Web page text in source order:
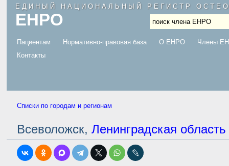
ЕДИНЫЙ НАЦИОНАЛЬНЫЙ РЕГИСТР
ЕНРО
Пациентам Нормативно-правовая база О ЕНРО
Члены
Контакты
Списки по городам и регионам
Всеволожск, Ленинградская область